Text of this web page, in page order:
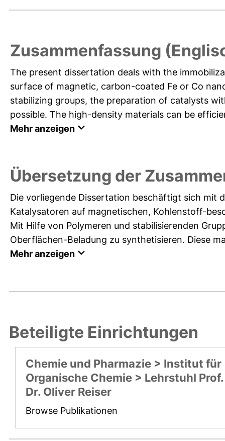
Zusammenfassung
The present dissertation deals with the
surface of magnetic, carbon-coated Fe or Co
stabilizing groups, the preparation of catalysts
possible. The high-density materials can be
Mehr anzeigen
Übersetzung der
Die vorliegende Dissertation beschäftigt sich mit
Katalysatoren auf magnetischen, Kohlenstoff-
Mit Hilfe von Polymeren und stabilisierenden
Oberflächen-Beladung zu synthetisieren. Diese
Mehr anzeigen
Beteiligte Einrichtungen
Chemie und Pharmazie > Institut für
Organische Chemie > Lehrstuhl Prof.
Dr. Oliver Reiser
Browse Publikationen